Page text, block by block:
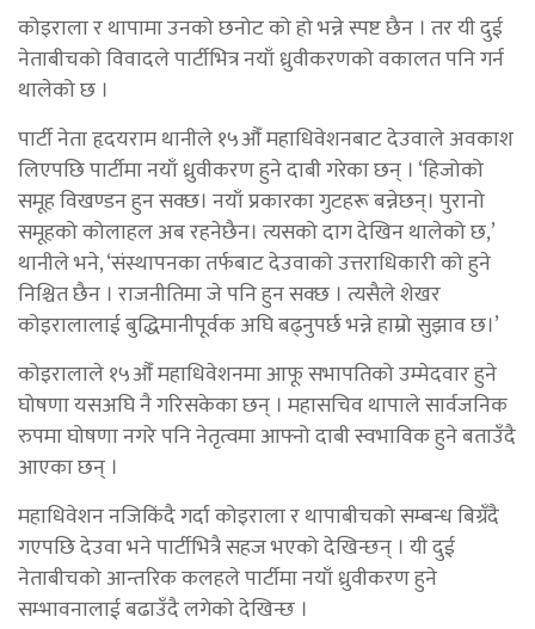
कोइराला र थापामा उनको छनोट को हो भन्ने स्पष्ट छैन । तर यी दुई
नेताबीचको विवादले पार्टीभित्र नयाँ ध्रुवीकरणको वकालत पनि गर्न
थालेको छ ।
पार्टी नेता हृदयराम थानीले १५औँ महाधिवेशनबाट देउवाले अवकाश
लिएपछि पार्टीमा नयाँ ध्रुवीकरण हुने दाबी गरेका छन् । ‘हिजोको
समूह विखण्डन हुन सक्छ। नयाँ प्रकारका गुटहरू बन्नेछन्। पुरानो
समूहको कोलाहल अब रहनेछैन। त्यसको दाग देखिन थालेको छ,’
थानीले भने, ‘संस्थापनका तर्फबाट देउवाको उत्तराधिकारी को हुने
निश्चित छैन । राजनीतिमा जे पनि हुन सक्छ । त्यसैले शेखर
कोइरालालाई बुद्धिमानीपूर्वक अघि बढ्नुपर्छ भन्ने हाम्रो सुझाव छ।’
कोइरालाले १५औँ महाधिवेशनमा आफू सभापतिको उम्मेदवार हुने
घोषणा यसअघि नै गरिसकेका छन् । महासचिव थापाले सार्वजनिक
रुपमा घोषणा नगरे पनि नेतृत्वमा आफ्नो दाबी स्वभाविक हुने बताउँदै
आएका छन् ।
महाधिवेशन नजिकिंदै गर्दा कोइराला र थापाबीचको सम्बन्ध बिग्रँदै
गएपछि देउवा भने पार्टीभित्रै सहज भएको देखिन्छन् । यी दुई
नेताबीचको आन्तरिक कलहले पार्टीमा नयाँ ध्रुवीकरण हुने
सम्भावनालाई बढाउँदै लगेको देखिन्छ ।